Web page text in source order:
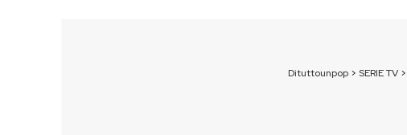
Dituttounpop > SERIE TV >